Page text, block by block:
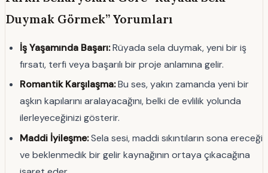
Duymak Görmek” Yorumları
İş Yaşamında Başarı:Rüyada sela duymak, yeni bir iş
fırsatı, terfi veya başarılı bir proje anlamına gelir.
Romantik Karşılaşma:Bu ses, yakın zamanda yeni bir
aşkın kapılarını aralayacağını, belki de evlilik yolunda
ilerleyeceğinizi gösterir.
Maddi İyileşme:Sela sesi, maddi sıkıntıların sona ereceği
ve beklenmedik bir gelir kaynağının ortaya çıkacağına